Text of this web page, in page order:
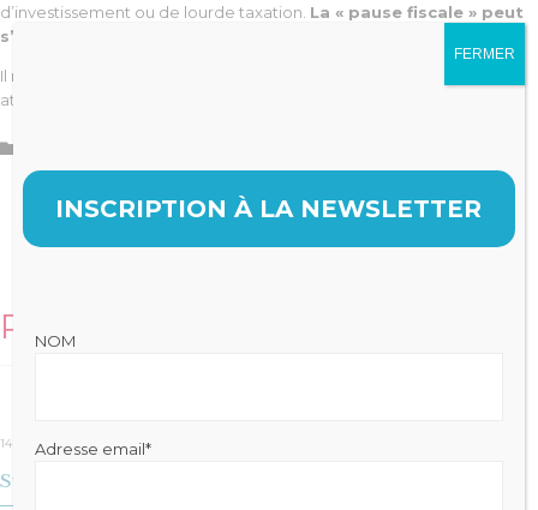
d’investissement ou de lourde taxation. La « pause fiscale » peut
s’avérer salutaire pour sa trésorerie personnelle !
Il ne s’agit là que d’un
attention son dénouement au cours des prochains mois.

Related Stories
14 mai 2020
Stratégie fiscale Post Covid-19
INSCRIPTION À LA NEWSLETTER
NOM
Adresse email*
FERMER